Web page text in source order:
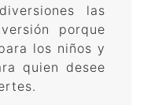
las
porque
los niños y
quien desee